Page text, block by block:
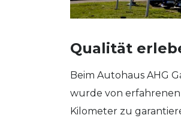
Qualität
Beim Autohaus AHG
wurde von
Kilometer zu